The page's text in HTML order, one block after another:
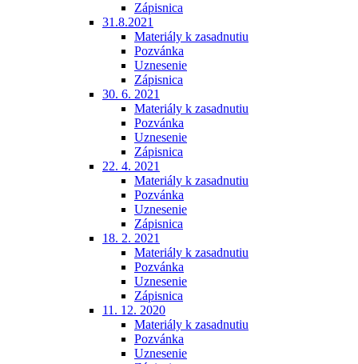
Zápisnica
31.8.2021
Materiály k zasadnutiu
Pozvánka
Uznesenie
Zápisnica
30. 6. 2021
Materiály k zasadnutiu
Pozvánka
Uznesenie
Zápisnica
22. 4. 2021
Materiály k zasadnutiu
Pozvánka
Uznesenie
Zápisnica
18. 2. 2021
Materiály k zasadnutiu
Pozvánka
Uznesenie
Zápisnica
11. 12. 2020
Materiály k zasadnutiu
Pozvánka
Uznesenie